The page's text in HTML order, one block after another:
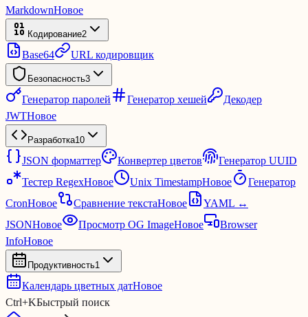
MarkdownНовое
Кодирование2
Base64 URL кодировщик
Безопасность3
Генератор паролей Генератор хешей
Декодер
JWTНовое
Разработка10
JSON форматтер Конвертер цветов
Генератор UUID
Тестер RegexНовое Unix TimestampНовое
Генератор
CronНовое Сравнение текстаНовое
YAML ↔
JSONНовое Просмотр OG ImageНовое
Browser
InfoНовое
Продуктивность1
Календарь цветных датНовое
Ctrl+KБыстрый поиск